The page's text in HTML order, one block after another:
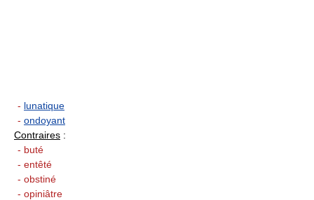
- lunatique
- ondoyant
Contraires :
- buté
- entêté
- obstiné
- opiniâtre